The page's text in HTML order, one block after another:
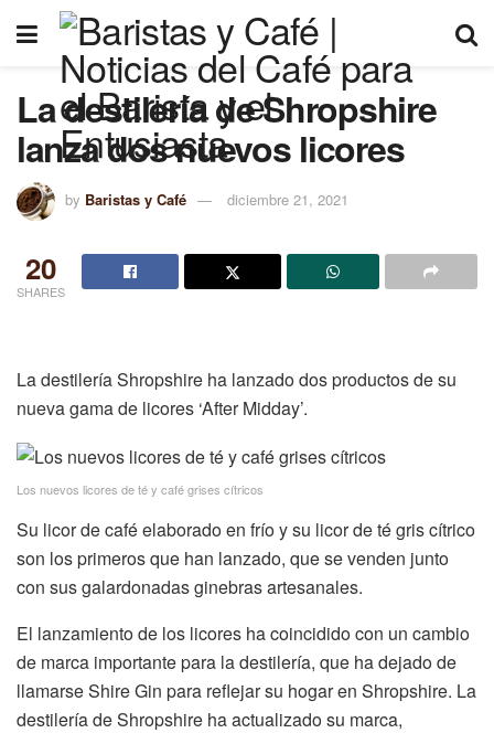
La destilería de Shropshire
lanza dos nuevos licores
by Baristas y Café diciembre 21, 2021
20
SHARES
La destilería Shropshire ha lanzado dos productos de su
nueva gama de licores ‘After Midday’.
Los nuevos licores de té y café grises cítricos
Su licor de café elaborado en frío y su licor de té gris cítrico
son los primeros que han lanzado, que se venden junto
con sus galardonadas ginebras artesanales.
El lanzamiento de los licores ha coincidido con un cambio
de marca importante para la destilería, que ha dejado de
llamarse Shire Gin para reflejar su hogar en Shropshire. La
destilería de Shropshire ha actualizado su marca,